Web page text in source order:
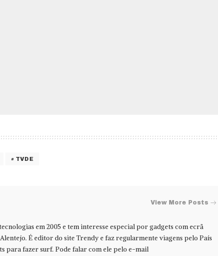
TVDE
View More Posts
em 2005 e tem interesse especial por gadgets com ecrã
É editor do site Trendy e faz regularmente viagens pelo País
para fazer surf. Pode falar com ele pelo e-mail